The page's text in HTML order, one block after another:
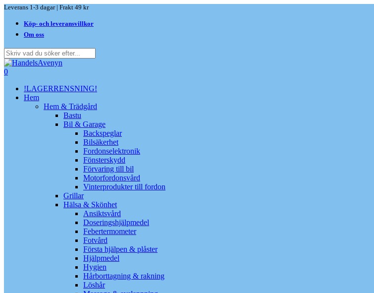
Skip
main
content
Leverans 1-3 dagar | Frakt 49 kr
Köp- och leveransvillkor
Om oss
Close
Search
search
0
!LAGERRENSNING!
Hem
Hem & Trädgård
Bastu
Bil & Garage
Backspeglar
Bilsäkerhet
Fordonselektronik
Fönsterskydd
Förvaring till bil
Motorfordonsvård
Vinterprodukter till fordon
Grillar
Hälsa & Skönhet
Ansiktsvård
Doseringshjälpmedel
Febertermometer
Fotvård
Första hjälpen & plåster
Hjälpmedel
Hygien
Hårborttagning & rakning
Löshår